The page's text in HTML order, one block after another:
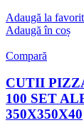
Adaugă la
Adaugă în coș
Compară
CUTII
100 SET
350X350X40